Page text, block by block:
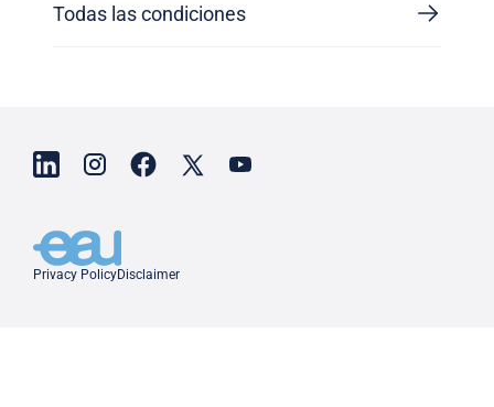
Todas las condiciones
Privacy PolicyDisclaimer